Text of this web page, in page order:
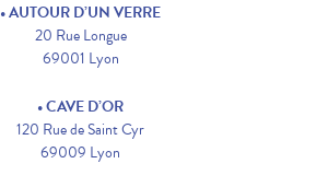
• AUTOUR D’UN VERRE
20 Rue Longue
69001 Lyon
• CAVE D’OR
120 Rue de Saint Cyr
69009 Lyon